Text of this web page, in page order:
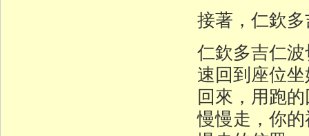
接著，仁欽
仁欽多吉仁
速回到座位
回來，用跑
慢慢走，你